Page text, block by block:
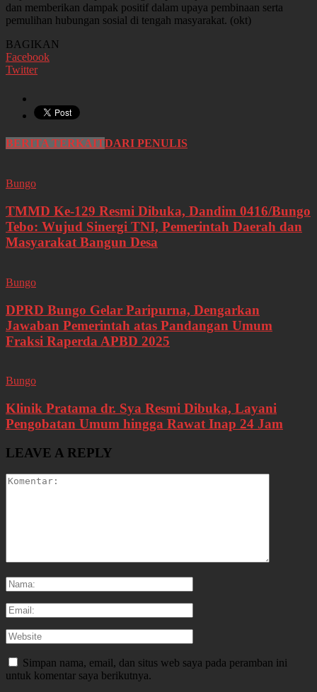
dan memberikan dampak positif dalam upaya pembinaan serta
pemulihan hubungan sosial di tengah masyarakat. (okt)
BAGIKAN
Facebook
Twitter
BERITA TERKAITDARI PENULIS
Bungo
TMMD Ke-129 Resmi Dibuka, Dandim 0416/Bungo
Tebo: Wujud Sinergi TNI, Pemerintah Daerah dan
Masyarakat Bangun Desa
Bungo
DPRD Bungo Gelar Paripurna, Dengarkan
Jawaban Pemerintah atas Pandangan Umum
Fraksi Raperda APBD 2025
Bungo
Klinik Pratama dr. Sya Resmi Dibuka, Layani
Pengobatan Umum hingga Rawat Inap 24 Jam
LEAVE A REPLY
Simpan nama, email, dan situs web saya pada peramban ini
untuk komentar saya berikutnya.